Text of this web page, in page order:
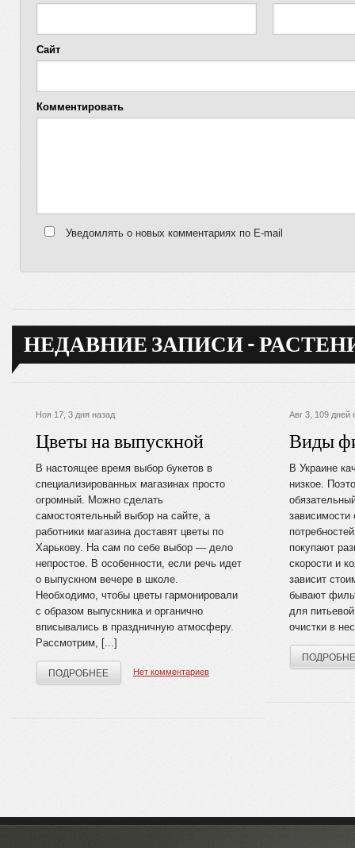
Сайт
Комментировать
Уведомлять о новых комментариях по E-mail
НЕДАВНИЕ ЗАПИСИ -
Ноя 17, 3 дня назад
Цветы на выпускной
В настоящее время выбор букетов в
специализированных магазинах просто
огромный. Можно сделать
самостоятельный выбор на сайте, а
работники магазина доставят цветы по
Харькову. На сам по себе выбор — дело
непростое. В особенности, если речь идет
о выпускном вечере в школе.
Необходимо, чтобы цветы гармонировали
с образом выпускника и органично
вписывались в праздничную атмосферу.
Рассмотрим, [...]
ПОДРОБНЕЕ Нет комментариев
Авг 3, 109 дней
Виды
В Украине
низкое.
зависимости
покупают
скорости и
зависит
бывают
для
очистки в